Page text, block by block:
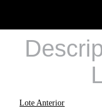
Lote Anterior